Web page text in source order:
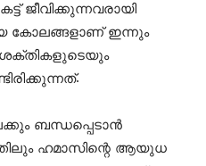
ജീവിക്കുന്നവരായി
കോലങ്ങളാണ് ഇന്നും
ശക്തികളുടെയും
ബന്ധപ്പെടാന്‍
ഹമാസിന്റെ ആയുധ